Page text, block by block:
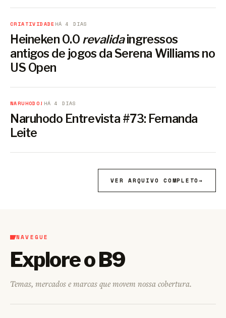
CRIATIVIDADE HÁ 4 DIAS
Heineken 0.0 revalidaingressos
antigos de jogos da Serena Williams no
US Open
NARUHODO! HÁ 4 DIAS
Naruhodo Entrevista #73: Fernanda
Leite
VER ARQUIVO COMPLETO→
NAVEGUE
Explore o B9
Temas, mercados e marcas que movem nossa cobertura.